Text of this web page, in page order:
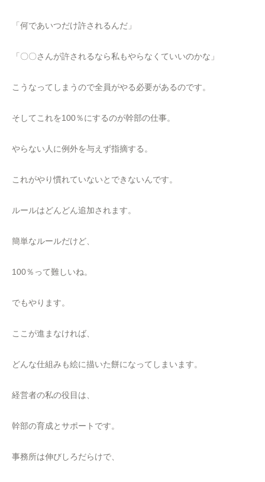
「何であいつだけ許されるんだ」
「〇〇さんが許されるなら私もやらなくていいのかな」
こうなってしまうので全員がやる必要があるのです。
そしてこれを100％にするのが幹部の仕事。
やらない人に例外を与えず指摘する。
これがやり慣れていないとできないんです。
ルールはどんどん追加されます。
簡単なルールだけど、
100％って難しいね。
でもやります。
ここが進まなければ、
どんな仕組みも絵に描いた餅になってしまいます。
経営者の私の役目は、
幹部の育成とサポートです。
事務所は伸びしろだらけで、